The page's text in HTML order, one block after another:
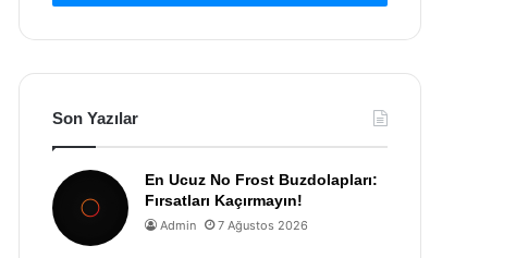
Son Yazılar
En Ucuz No Frost Buzdolapları:
Fırsatları Kaçırmayın!
Admin 7 Ağustos 2026